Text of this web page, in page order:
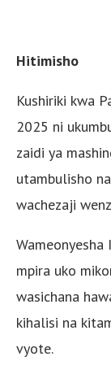
Hitimisho
Kushiriki kwa
2025 ni
zaidi ya
utambulisho
wachezaji
Wameonyesha
mpira uko
wasichana
kihalisi na
vyote.